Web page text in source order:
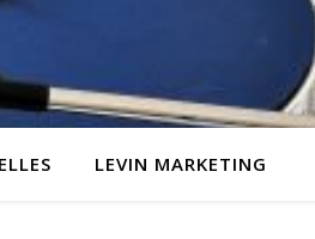
LEVIN MARKETING